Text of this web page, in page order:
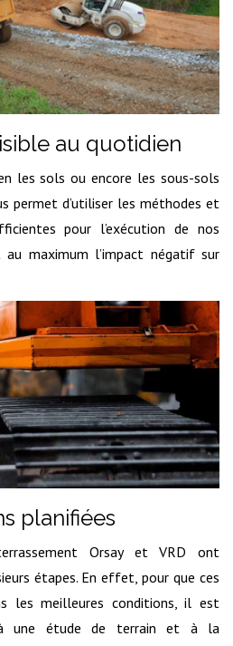
au quotidien
les sols ou encore les sous-sols
permet d’utiliser les méthodes et
pour l’exécution de nos
maximum l’impact négatif sur
planifiées
Orsay et VRD ont
étapes. En effet, pour que ces
les meilleures conditions, il est
une étude de terrain et à la